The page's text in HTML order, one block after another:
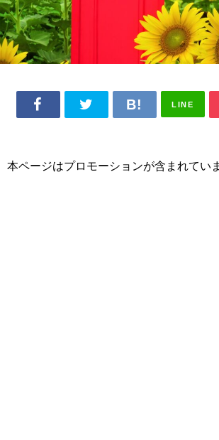
LINE
本ページはプロモーションが含まれてい